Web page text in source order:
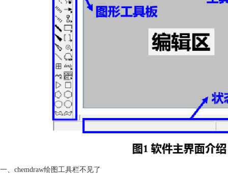
一、chemdraw绘图工具栏不见了